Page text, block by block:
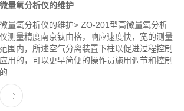
微量氧分析仪的维护
微量氧分析仪的维护> ZO-201型高微量氧分析
仪测量精度南京钛由格，响应速度快，宽的测量
范围内，所述空气分离装置下柱以促进过程控制
应用的，可以更早简便的操作员施用调节和控制
的